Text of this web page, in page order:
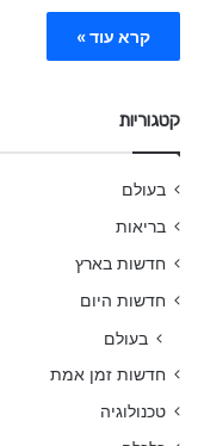
קרא עוד »
קטגוריות
בעולם
בריאות
חדשות בארץ
חדשות היום
בעולם
חדשות זמן אמת
טכנולוגיה